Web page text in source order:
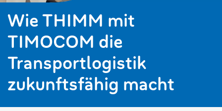
Wie THIMM mit
TIMOCOM die
Transportlogistik
zukunftsfähig macht